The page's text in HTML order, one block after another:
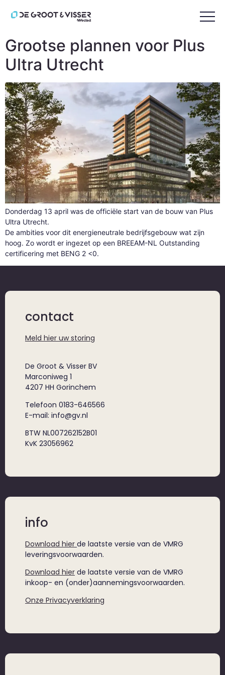
Tag:Kadans
Grootse plannen voor Plus
Ultra Utrecht
Donderdag 13 april was de officiële start van de bouw van Plus
Ultra Utrecht.
De ambities voor dit energieneutrale bedrijfsgebouw wat zijn
hoog. Zo wordt er ingezet op een BREEAM-NL Outstanding
certificering met BENG 2 <0.
contact
Meld hier uw storing
De Groot & Visser BV
Marconiweg 1
4207 HH Gorinchem
Telefoon 0183-646566
E-mail: info@gv.nl
BTW NL007262152B01
KvK 23056962
info
Download hier de laatste versie van de VMRG
leveringsvoorwaarden.
Download hier de laatste versie van de VMRG
inkoop- en (onder)aannemingsvoorwaarden.
Onze Privacyverklaring